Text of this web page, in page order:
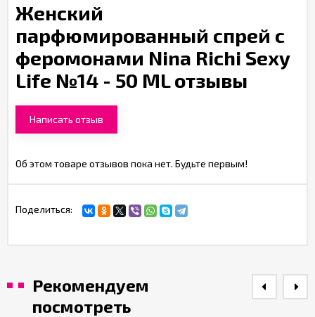
Женский
парфюмированный спрей с
феромонами Nina Richi Sexy
Life №14 - 50 ML отзывы
Написать отзыв
Об этом товаре отзывов пока нет. Будьте первым!
Поделиться:
Рекомендуем
посмотреть